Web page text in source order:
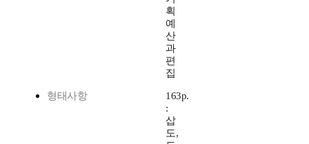
획
예
산
과
편
집
형태사항
163p.
:
삽
도,